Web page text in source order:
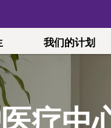
心 (ACPNY) 远程医疗
我们的计划
表单和文
案 心